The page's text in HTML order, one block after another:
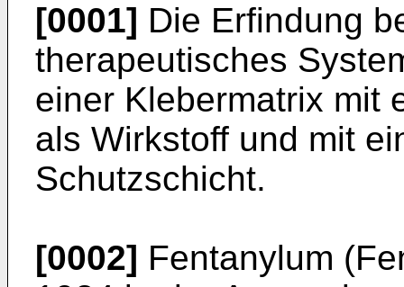
[0001] Die Erfindung
therapeutisches
einer Klebermatrix mit
als Wirkstoff und mit
Schutzschicht.
[0002] Fentanylum